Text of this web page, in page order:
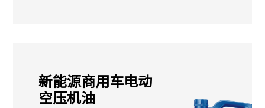
新能源商用车电动
空压机油